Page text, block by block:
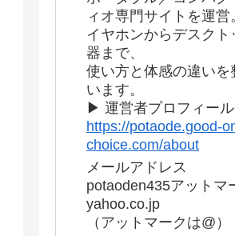
ィオ専門サイトを運営
イヤホンからデスクト
器まで、
使い方と体感の違いを
います。
▶ 運営者プロフィール
https://potaode.good-
choice.com/about
メールアドレス
potaoden435アットマ
yahoo.co.jp
（アットマークは@）